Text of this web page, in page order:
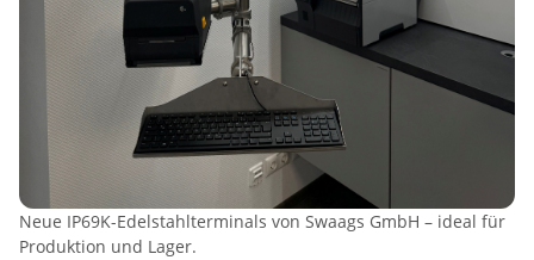
Neue IP69K-Edelstahlterminals von Swaags GmbH – ideal für
Produktion und Lager.